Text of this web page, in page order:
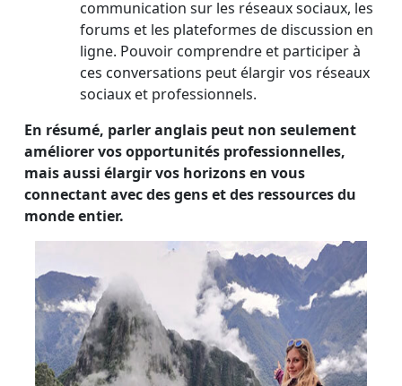
communication sur les réseaux sociaux, les
forums et les plateformes de discussion en
ligne. Pouvoir comprendre et participer à
ces conversations peut élargir vos réseaux
sociaux et professionnels.
En résumé, parler anglais peut non seulement
améliorer vos opportunités professionnelles,
mais aussi élargir vos horizons en vous
connectant avec des gens et des ressources du
monde entier.